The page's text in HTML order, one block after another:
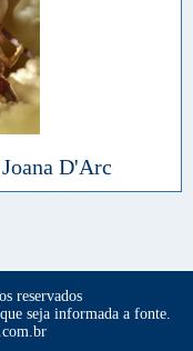
D'Arc
reservados
seja informada a fonte.